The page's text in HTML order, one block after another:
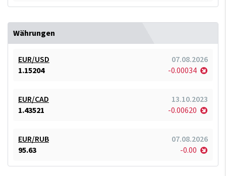
Währungen
EUR/USD
07.08.2026
1.15204
-0.00034
EUR/CAD
13.10.2023
1.43521
-0.00620
EUR/RUB
07.08.2026
95.63
-0.00